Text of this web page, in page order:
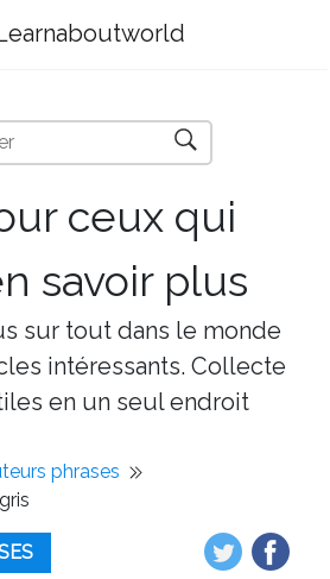
ceux qui
savoir plus
sur tout dans le monde
intéressants. Collecte
en un seul endroit
phrases